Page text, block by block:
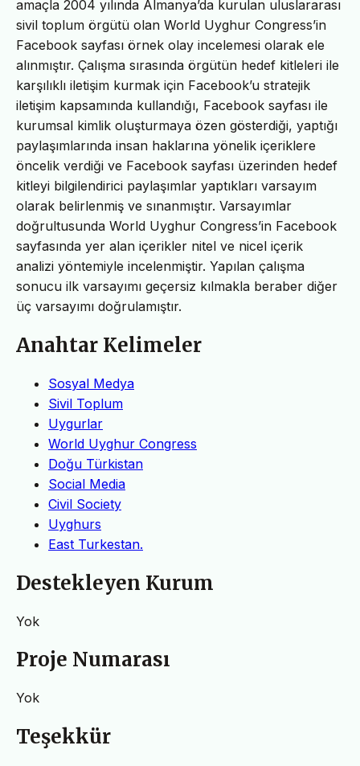
amaçla 2004 yılında Almanya’da kurulan uluslararası
sivil toplum örgütü olan World Uyghur Congress’in
Facebook sayfası örnek olay incelemesi olarak ele
alınmıştır. Çalışma sırasında örgütün hedef kitleleri ile
karşılıklı iletişim kurmak için Facebook’u stratejik
iletişim kapsamında kullandığı, Facebook sayfası ile
kurumsal kimlik oluşturmaya özen gösterdiği, yaptığı
paylaşımlarında insan haklarına yönelik içeriklere
öncelik verdiği ve Facebook sayfası üzerinden hedef
kitleyi bilgilendirici paylaşımlar yaptıkları varsayım
olarak belirlenmiş ve sınanmıştır. Varsayımlar
doğrultusunda World Uyghur Congress’in Facebook
sayfasında yer alan içerikler nitel ve nicel içerik
analizi yöntemiyle incelenmiştir. Yapılan çalışma
sonucu ilk varsayımı geçersiz kılmakla beraber diğer
üç varsayımı doğrulamıştır.
Anahtar Kelimeler
Sosyal Medya
Sivil Toplum
Uygurlar
World Uyghur Congress
Doğu Türkistan
Social Media
Civil Society
Uyghurs
East Turkestan.
Destekleyen Kurum
Yok
Proje Numarası
Yok
Teşekkür